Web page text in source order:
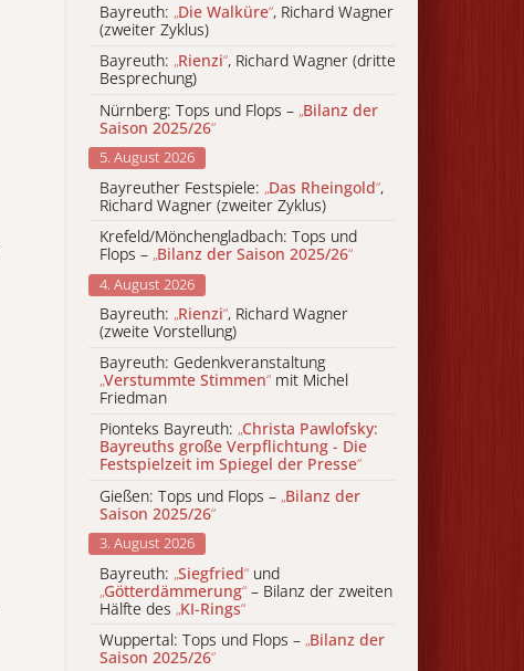
Bayreuth: „Die Walküre“, Richard Wagner
(zweiter Zyklus)
Bayreuth: „Rienzi“, Richard Wagner (dritte
Besprechung)
Nürnberg: Tops und Flops – „Bilanz der
Saison 2025/26“
5. August 2026
Bayreuther Festspiele: „Das Rheingold“,
Richard Wagner (zweiter Zyklus)
Krefeld/Mönchengladbach: Tops und
Flops – „Bilanz der Saison 2025/26“
4. August 2026
Bayreuth: „Rienzi“, Richard Wagner
(zweite Vorstellung)
Bayreuth: Gedenkveranstaltung
„Verstummte Stimmen“ mit Michel
Friedman
Pionteks Bayreuth: „Christa Pawlofsky:
Bayreuths große Verpflichtung - Die
Festspielzeit im Spiegel der Presse“
Gießen: Tops und Flops – „Bilanz der
Saison 2025/26“
3. August 2026
Bayreuth: „Siegfried“ und
„Götterdämmerung“ – Bilanz der zweiten
Hälfte des „KI-Rings“
Wuppertal: Tops und Flops – „Bilanz der
Saison 2025/26“